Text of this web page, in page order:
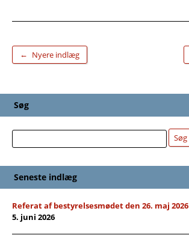
← Nyere indlæg
Søg
Søg Søg
Seneste indlæg
Referat af bestyrelsesmødet den 26. maj 2026
5. juni 2026